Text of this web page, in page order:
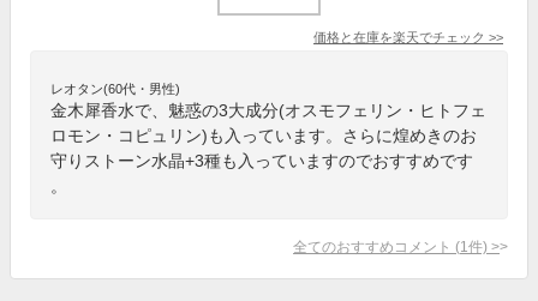
価格と在庫を楽天でチェック >>
レオタン(60代・男性)
金木犀香水で、魅惑の3大成分(オスモフェリン・ヒトフェ
ロモン・コピュリン)も入っています。さらに煌めきのお
守りストーン水晶+3種も入っていますのでおすすめです
。
全てのおすすめコメント (1 件) >